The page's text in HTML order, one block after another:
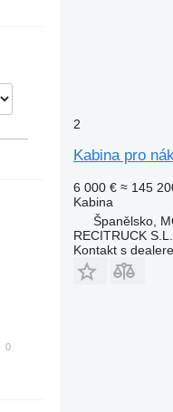
2
Kabina pro
6 000 € ≈ 145
Kabina
Španělsko,
RECITRUCK S.L.
Kontakt s